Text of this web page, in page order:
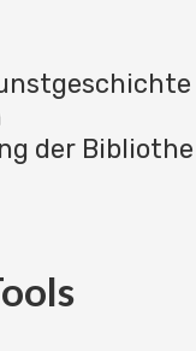
der